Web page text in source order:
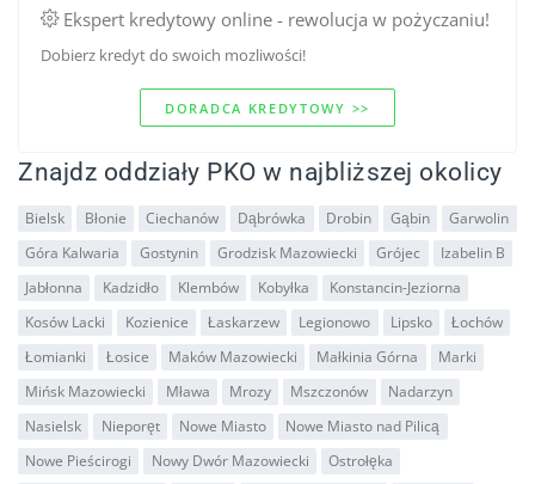
Ekspert kredytowy online - rewolucja w pożyczaniu!
Dobierz kredyt do swoich mozliwości!
DORADCA KREDYTOWY >>
Znajdz oddziały PKO w najbliższej okolicy
Bielsk Błonie Ciechanów Dąbrówka Drobin Gąbin
Garwolin
Góra Kalwaria
Gostynin Grodzisk Mazowiecki Grójec
Izabelin B
Jabłonna
Kadzidło Klembów Kobyłka
Konstancin-Jeziorna
Kosów Lacki
Kozienice Łaskarzew Legionowo Lipsko
Łochów
Łomianki
Łosice Maków Mazowiecki Małkinia Górna
Marki
Mińsk Mazowiecki
Mława Mrozy Mszczonów
Nadarzyn
Nasielsk
Nieporęt Nowe Miasto
Nowe Miasto nad Pilicą
Nowe Pieścirogi
Nowy Dwór Mazowiecki
Ostrołęka